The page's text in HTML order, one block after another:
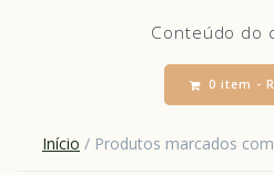
Conteúdo do
0 item -
Início / Produtos marcados